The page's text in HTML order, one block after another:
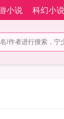
小说 科幻小说